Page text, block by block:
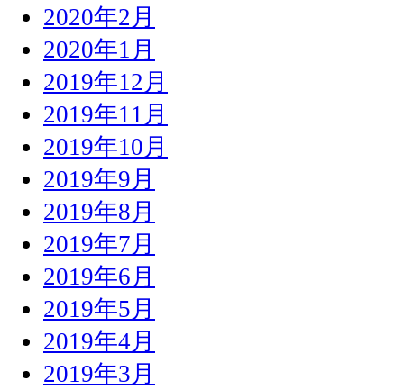
2020年2月
2020年1月
2019年12月
2019年11月
2019年10月
2019年9月
2019年8月
2019年7月
2019年6月
2019年5月
2019年4月
2019年3月